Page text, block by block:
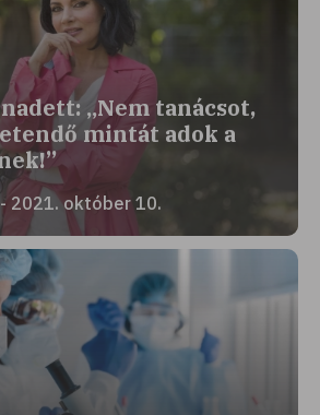
„Nem tanácsot,
mintát adok a
2021. október 10.